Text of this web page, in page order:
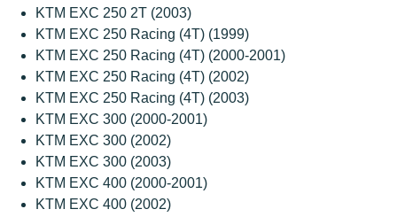
KTM EXC 250 2T (2003)
KTM EXC 250 Racing (4T) (1999)
KTM EXC 250 Racing (4T) (2000-2001)
KTM EXC 250 Racing (4T) (2002)
KTM EXC 250 Racing (4T) (2003)
KTM EXC 300 (2000-2001)
KTM EXC 300 (2002)
KTM EXC 300 (2003)
KTM EXC 400 (2000-2001)
KTM EXC 400 (2002)